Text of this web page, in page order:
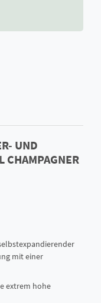
UND
CHAMPAGNER
mit einer
extrem hohe